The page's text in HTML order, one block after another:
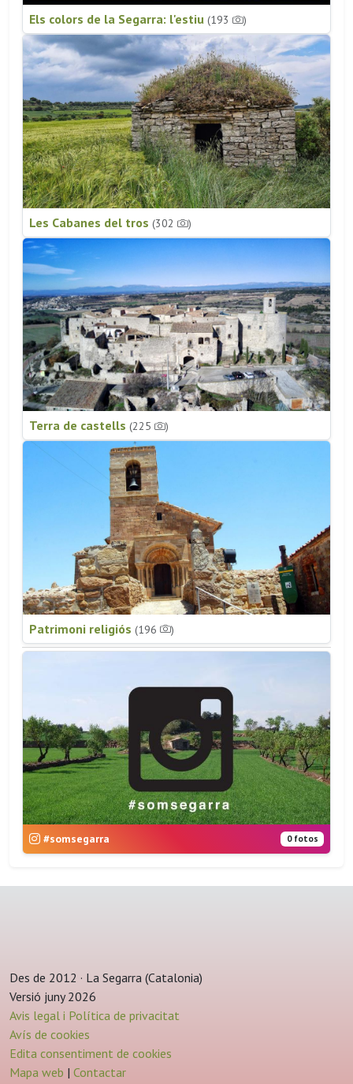
Els colors de la Segarra: l'estiu (193 )
Les Cabanes del tros (302 )
Terra de castells (225 )
Patrimoni religiós (196 )
#somsegarra 0 fotos
Des de 2012 · La Segarra (Catalonia)
Versió juny 2026
Avis legal i Política de privacitat
Avís de cookies
Edita consentiment de cookies
Mapa web | Contactar